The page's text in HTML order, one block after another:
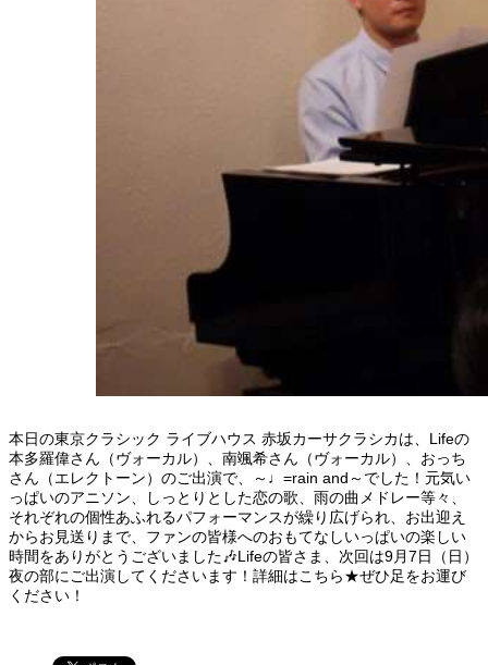
本日の東京クラシック ライブハウス 赤坂カーサクラシカは、Lifeの
本多羅偉さん（ヴォーカル）、南颯希さん（ヴォーカル）、おっち
さん（エレクトーン）のご出演で、～♩=rain and～でした！元気い
っぱいのアニソン、しっとりとした恋の歌、雨の曲メドレー等々、
それぞれの個性あふれるパフォーマンスが繰り広げられ、お出迎え
からお見送りまで、ファンの皆様へのおもてなしいっぱいの楽しい
時間をありがとうございました🎶Lifeの皆さま、次回は9月7日（日）
夜の部にご出演してくださいます！詳細はこちら★ぜひ足をお運び
ください！